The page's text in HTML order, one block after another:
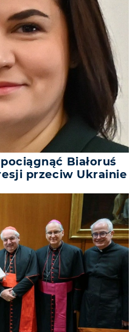
Białoruś
przeciw Ukrainie